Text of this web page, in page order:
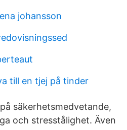
johansson
till en tjej på tinder
säkerhetsmedvetande,
och stresstålighet. Även